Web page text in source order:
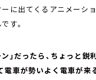
ーに出てくるアニメーシ
す。
ン」だったら、ちょっと
電車が勢いよく電車が来